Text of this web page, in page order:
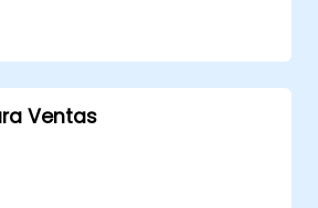
con clientes y
eficiente.
para mejorar la prestación
de Microsoft.
Ventas